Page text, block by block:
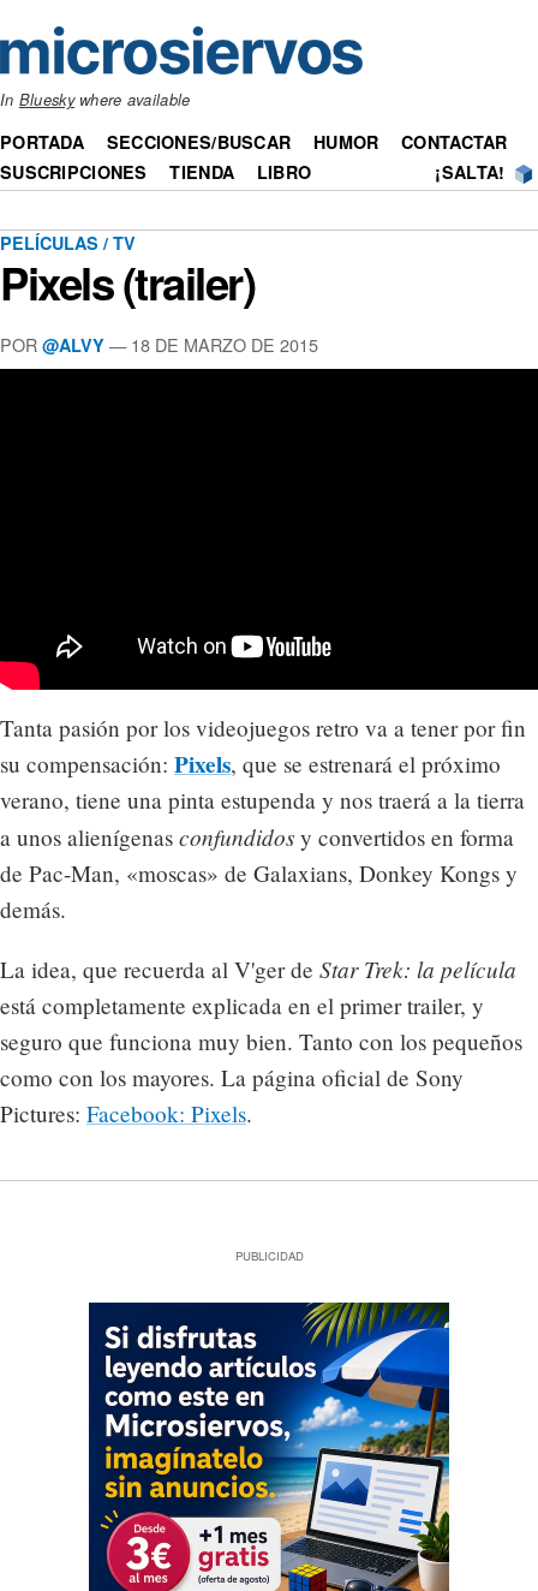
In Blueskywhere available
PORTADA SECCIONES/BUSCAR HUMOR
CONTACTAR
SUSCRIPCIONES
TIENDA LIBRO ¡SALTA!
PELÍCULAS / TV
Pixels (trailer)
POR @ALVY — 18 DE MARZO DE 2015
Tanta pasión por los videojuegos retro va a tener por fin
su compensación: Pixels, que se estrenará el próximo
verano, tiene una pinta estupenda y nos traerá a la tierra
a unos alienígenas confundidos y convertidos en forma
de Pac-Man, «moscas» de Galaxians, Donkey Kongs y
demás.
La idea, que recuerda al V'ger de Star Trek: la película
está completamente explicada en el primer trailer, y
seguro que funciona muy bien. Tanto con los pequeños
como con los mayores. La página oficial de Sony
Pictures: Facebook: Pixels.
PUBLICIDAD